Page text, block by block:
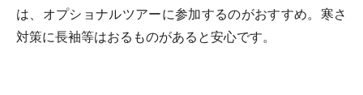
は、オプショナルツアーに参加するのがおすすめ。寒さ
対策に長袖等はおるものがあると安心です。